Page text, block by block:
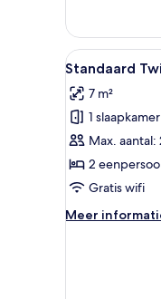
niet-
roken,
aan
het
strand
Alle
foto's
voor
Standaard
Twin
kamer,
niet-
aan
9
Standaard
7 m²
1 slaapkamer
Max. aantal:
2
Gratis wifi
Meer
Meer